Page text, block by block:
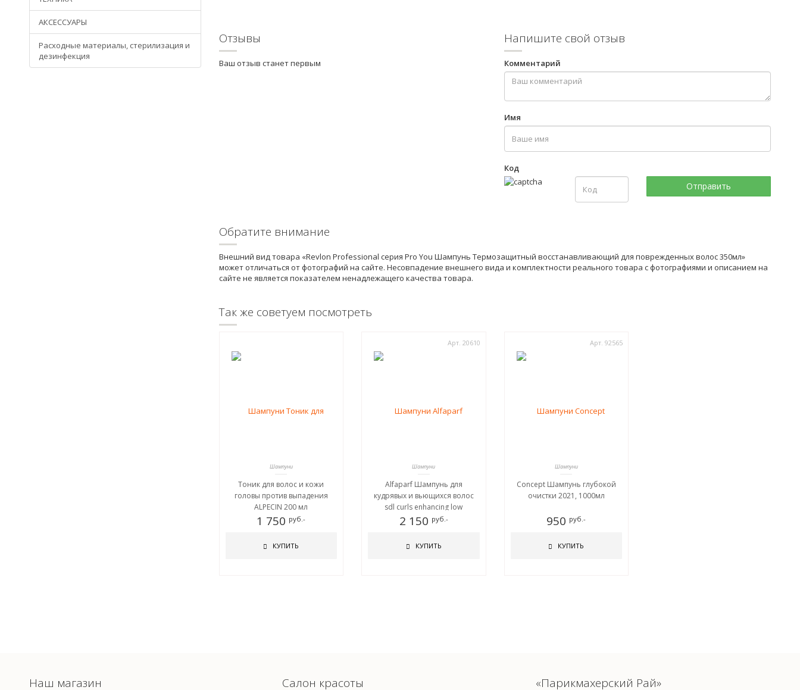
Отзывы
Ваш отзыв станет первым
Напишите свой отзыв
Комментарий
Имя
Код
Обратите внимание
Внешний вид товара «Revlon Professional серия Pro You Шампунь Термозащитный восстанавливающий для поврежденных волос 350мл»
может отличаться от фотографий на сайте. Несовпадение внешнего вида и комплектности реального товара с фотографиями и описанием на
сайте не является показателем ненадлежащего качества товара.
Так же советуем посмотреть
Шампуни
Тоник для волос и кожи
головы против выпадения
ALPECIN 200 мл
1 750 руб.-
КУПИТЬ
Арт. 20610
Шампуни
Alfaparf Шампунь для
кудрявых и вьющихся волос
sdl curls enhancing low
shampoo, 250 мл
2 150 руб.-
КУПИТЬ
Арт. 92565
Шампуни
Concept Шампунь глубокой
очистки 2021, 1000мл
950 руб.-
КУПИТЬ
АКСЕССУАРЫ
Расходные материалы, стерилизация и
дезинфекция
Наш магазин Салон красоты «Парикмахерский Рай»